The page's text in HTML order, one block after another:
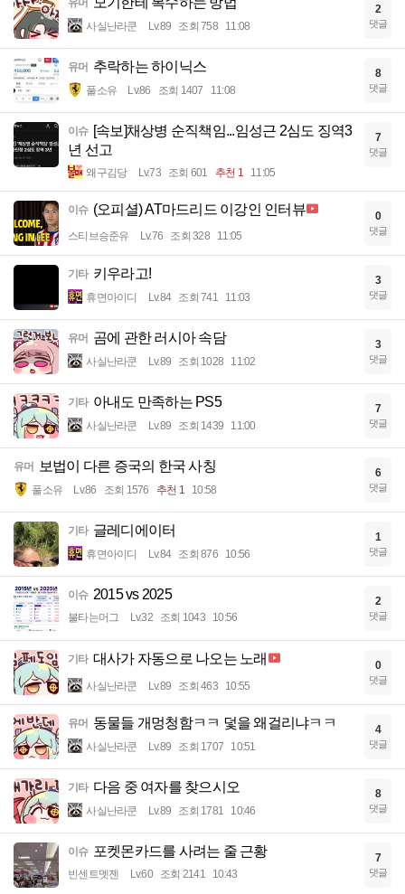
유머
사실난라쿤 Lv.89 조회 758 11:08
2
댓글
유머 추락하는 하이닉스
풀소유 Lv.86 조회 1407 11:08
8
댓글
이슈 [속보]채상병 순직책임...임성근 2심도 징역3
년 선고
왜구김당 Lv.73 조회 601 추천 1 11:05
7
댓글
이슈 (오피셜) AT마드리드 이강인 인터뷰
스티브승준유 Lv.76 조회 328 11:05
0
댓글
기타 키우라고!
휴면아이디 Lv.84 조회 741 11:03
3
댓글
유머 곰에 관한 러시아 속담
사실난라쿤 Lv.89 조회 1028 11:02
3
댓글
기타 아내도 만족하는 PS5
사실난라쿤 Lv.89 조회 1439 11:00
7
댓글
유머 보법이 다른 증국의 한국 사칭
풀소유 Lv.86 조회 1576 추천 1 10:58
6
댓글
기타 글레디에이터
휴면아이디 Lv.84 조회 876 10:56
1
댓글
이슈 2015 vs 2025
불타는머그 Lv.32 조회 1043 10:56
2
댓글
기타 대사가 자동으로 나오는 노래
사실난라쿤 Lv.89 조회 463 10:55
0
댓글
유머 동물들 개멍청함ㅋㅋ 덫을 왜걸리냐ㅋㅋ
사실난라쿤 Lv.89 조회 1707 10:51
4
댓글
기타 다음 중 여자를 찾으시오
사실난라쿤 Lv.89 조회 1781 10:46
8
댓글
이슈 포켓몬카드를 사려는 줄 근황
빈센트멧젠 Lv.60 조회 2141 10:43
7
댓글